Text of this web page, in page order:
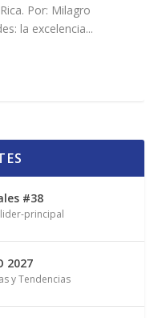
Por: Milagro
la excelencia...
#38
principal
2027
y Tendencias